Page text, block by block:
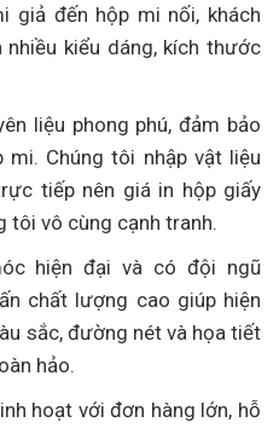
giả đến hộp mi nối, khách
kiểu dáng, kích thước
liệu phong phú, đảm bảo
Chúng tôi nhập vật liệu
tiếp nên giá in hộp giấy
tôi vô cùng cạnh tranh.
hiện đại và có đội ngũ
chất lượng cao giúp hiện
sắc, đường nét và họa tiết
hảo.
hoạt với đơn hàng lớn, hỗ